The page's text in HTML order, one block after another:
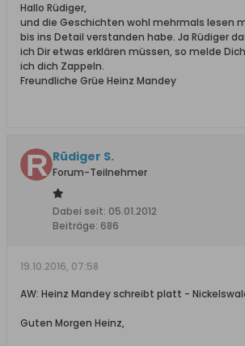
Hallo Rüdiger,
und die Geschichten wohl mehrmals lesen
bis ins Detail verstanden habe. Ja Rüdiger
ich Dir etwas erklären müssen, so melde
ich dich Zappeln.
Freundliche Grüe Heinz Mandey
Rüdiger S.
Forum-Teilnehmer
Dabei seit: 05.01.2012
Beiträge: 686
19.10.2016, 07:58
AW: Heinz Mandey schreibt platt -
Guten Morgen Heinz,